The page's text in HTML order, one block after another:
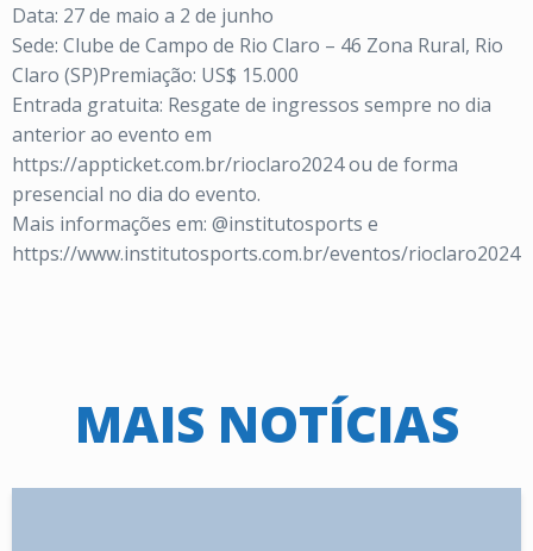
Data: 27 de maio a 2 de junho
Sede: Clube de Campo de Rio Claro – 46 Zona Rural, Rio
Claro (SP)Premiação: US$ 15.000
Entrada gratuita: Resgate de ingressos sempre no dia
anterior ao evento em
https://appticket.com.br/rioclaro2024 ou de forma
presencial no dia do evento.
Mais informações em: @institutosports e
https://www.institutosports.com.br/eventos/rioclaro2024
MAIS NOTÍCIAS